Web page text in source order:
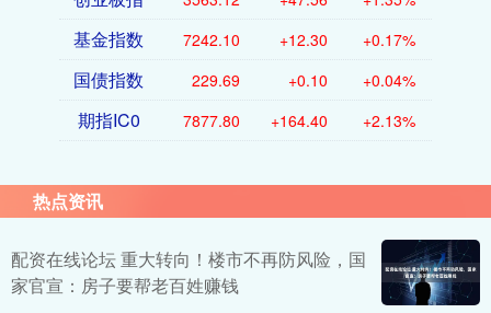
基金指数 7242.10 +12.30 +0.17%
国债指数 229.69 +0.10 +0.04%
期指IC0 7877.80 +164.40 +2.13%
热点资讯
配资在线论坛 重大转向！楼市不再防风险，国
家官宣：房子要帮老百姓赚钱